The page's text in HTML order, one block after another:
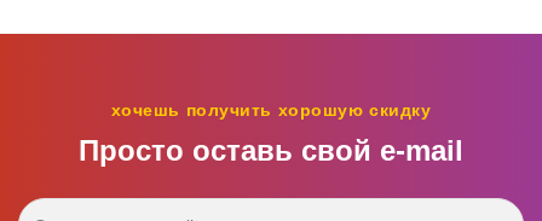
хочешь получить хорошую скидку
Просто оставь свой e‑mail